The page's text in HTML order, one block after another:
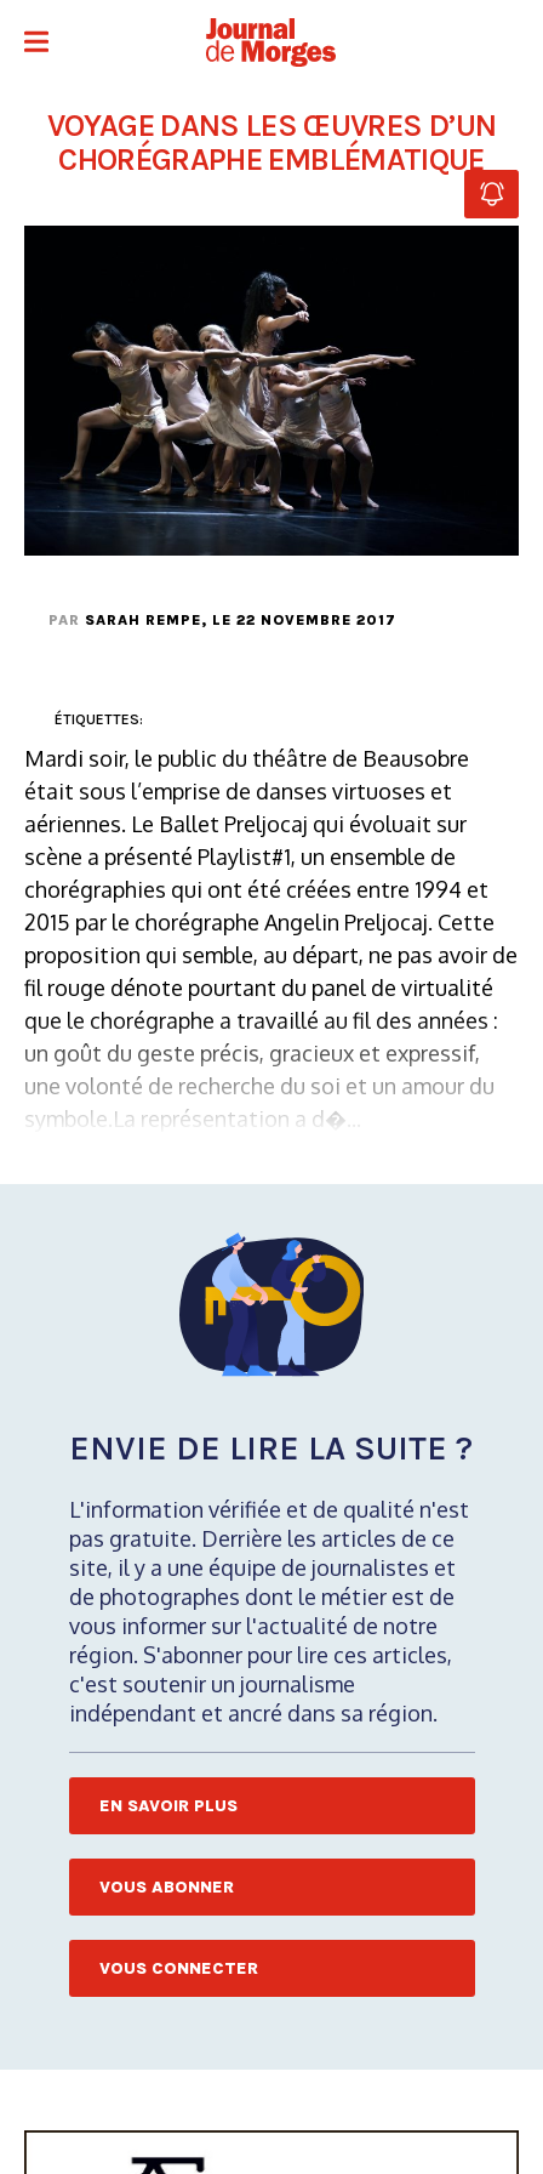
VOYAGE DANS LES ŒUVRES D’UN
CHORÉGRAPHE EMBLÉMATIQUE
PAR SARAH REMPE, LE 22 NOVEMBRE 2017
ÉTIQUETTES:
Mardi soir, le public du théâtre de Beausobre
était sous l’emprise de danses virtuoses et
aériennes. Le Ballet Preljocaj qui évoluait sur
scène a présenté Playlist#1, un ensemble de
chorégraphies qui ont été créées entre 1994 et
2015 par le chorégraphe Angelin Preljocaj. Cette
proposition qui semble, au départ, ne pas avoir de
fil rouge dénote pourtant du panel de virtualité
que le chorégraphe a travaillé au fil des années :
un goût du geste précis, gracieux et expressif,
une volonté de recherche du soi et un amour du
symbole.La représentation a d�...
ENVIE DE LIRE LA SUITE ?
L'information vérifiée et de qualité n'est
pas gratuite. Derrière les articles de ce
site, il y a une équipe de journalistes et
de photographes dont le métier est de
vous informer sur l'actualité de notre
région. S'abonner pour lire ces articles,
c'est soutenir un journalisme
indépendant et ancré dans sa région.
EN SAVOIR PLUS
VOUS ABONNER
VOUS CONNECTER